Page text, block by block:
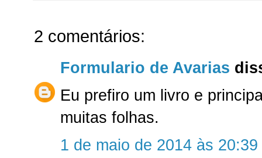
2 comentários:
Formulario de Avarias
Eu prefiro um livro e
muitas folhas.
1 de maio de 2014 às 20:39